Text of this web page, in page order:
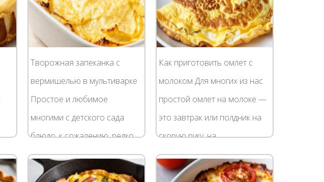
Творожная запеканка с
вермишелью в мультиварке
Простое и любимое
многими с детского сада
блюдо, к сожалению, редко
готовится нашими
хозяйками. А между тем,
Как приготовить омлет с
молоком Для многих из нас
простой омлет на молоке —
это завтрак или полдник на
скорую руку, на
приготовление которого
затрачивается минимум